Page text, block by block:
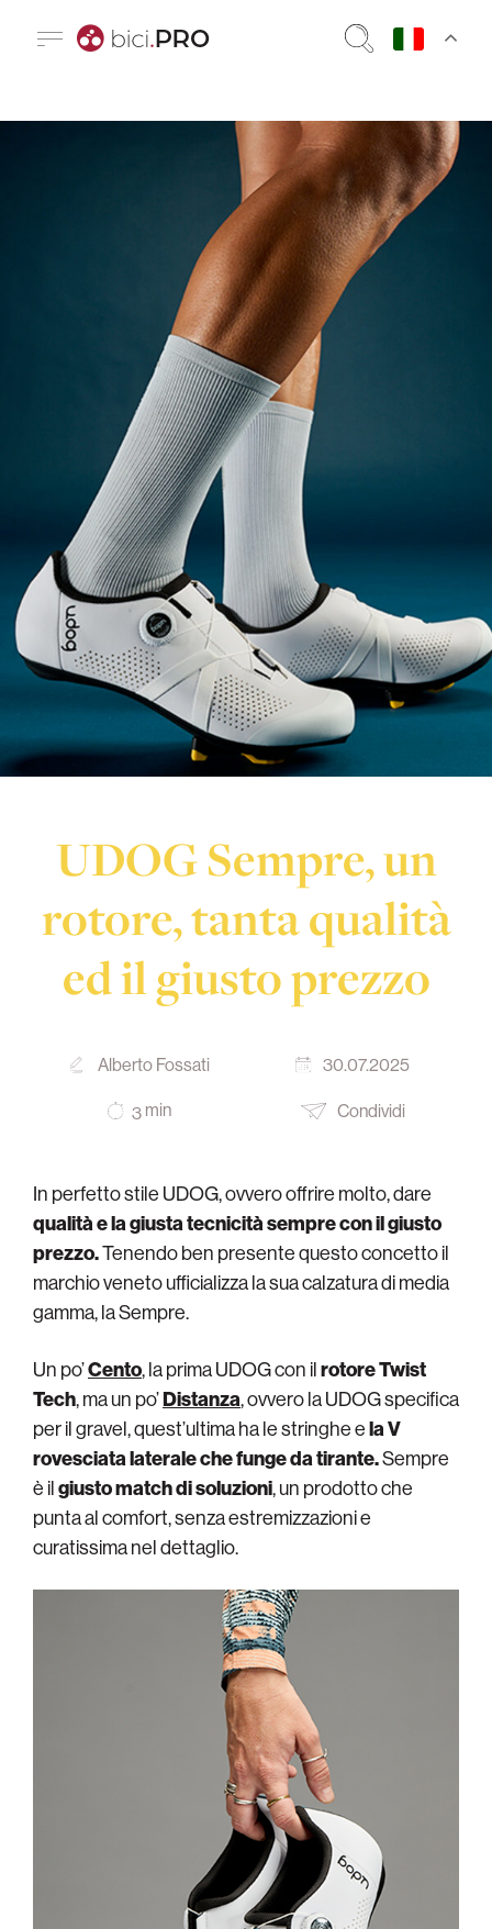
UDOG Sempre, un
rotore, tanta qualità
ed il giusto prezzo
Alberto Fossati 30.07.2025
3 min Condividi
In perfetto stile UDOG, ovvero offrire molto, dare
qualità e la giusta tecnicità sempre con il giusto
prezzo.Tenendo ben presente questo concetto il
marchio veneto ufficializza la sua calzatura di media
gamma, la Sempre.
Un po’Cento, la prima UDOG con ilrotore Twist
Tech, ma un po’Distanza, ovvero la UDOG specifica
per il gravel, quest’ultima ha le stringhe ela V
rovesciata laterale che funge da tirante.Sempre
è ilgiusto match di soluzioni, un prodotto che
punta al comfort, senza estremizzazioni e
curatissima nel dettaglio.